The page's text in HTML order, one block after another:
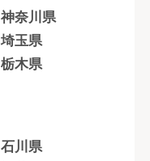
神奈川県
埼玉県
栃木県
石川県